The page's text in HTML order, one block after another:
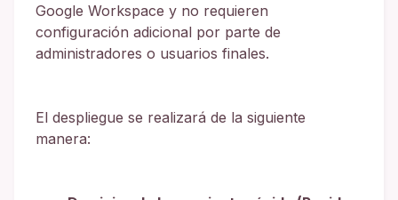
Google Workspace y no requieren
configuración adicional por parte de
administradores o usuarios finales.
El despliegue se realizará de la siguiente
manera: